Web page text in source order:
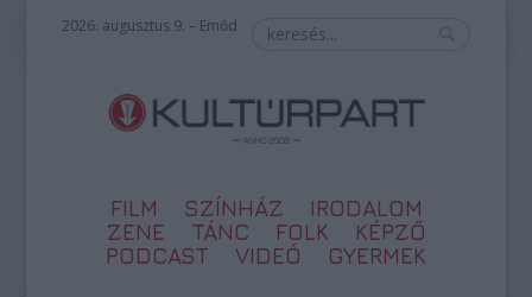
2026. augusztus 9. – Emőd
FILM SZÍNHÁZ
IRODALOM
ZENE
TÁNC FOLK
KÉPZŐ
PODCAST
VIDEÓ GYERMEK